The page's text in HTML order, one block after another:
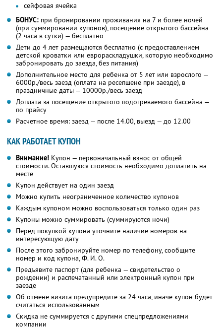
сейфовая ячейка
БОНУС: при бронировании проживания на 7 и более ночей
(при суммировании купонов), посещение открытого бассейна
(2 часа в сутки) — бесплатно
Дети до 4 лет размещаются бесплатно (с предоставлением
детской кроватки или еврораскладушки, которую необходимо
забронировать до заезда, без питания)
Дополнительное место для ребенка от 5 лет или взрослого —
6000р./весь заезд (оплата на ресепшене при заезде), в
праздничные даты — 10000р./весь заезд
Доплата за посещение открытого подогреваемого бассейна —
по прайсу
Расчетное время: заезд — после 14.00, выезд — до 12.00
КАК РАБОТАЕТ КУПОН
Внимание! Купон — первоначальный взнос от общей
стоимости. Оставшуюся стоимость необходимо доплатить на
месте
Купон действует на один заезд
Можно купить неограниченное количество купонов
Каждым купоном можно воспользоваться только один раз
Купоны можно суммировать (суммируются ночи)
Перед покупкой купона уточните наличие номеров на
интересующую дату
После этого забронируйте номер по телефону, сообщите
номер и код купона, Ф. И. О.
Предъявите паспорт (для ребенка — свидетельство о
рождении) и распечатанный или электронный купон при
заезде
Об отмене визита предупредите за 24 часа, иначе купон будет
считаться использованным
Скидка не суммируется с другими спецпредложениями
компании